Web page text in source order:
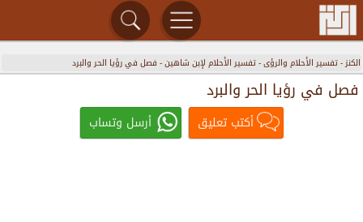
الكنز-تفسير الأحلام والرؤى-تفسير الأحلام لإبن شاهين- فصل في رؤيا الحر والبرد
فصل في رؤيا الحر والبرد
أكتب تعليق أرسل وتساب